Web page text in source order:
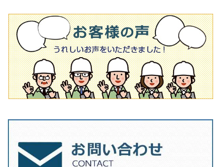
タイル針
タイル針
その他
オフセットタイプ（ハットタイプ
205ｍｍ（8インチ）
230mm（9インチ）
180mm（7インチ）
205mm（8インチ）
230mm（9インチ）
150ｍｍ（6インチ）
180ｍｍ（7インチ）
205mm（8インチ）